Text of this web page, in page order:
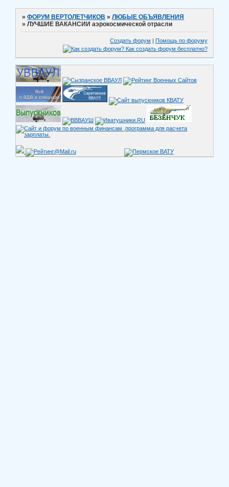
»ФОРУМ ВЕРТОЛЕТЧИКОВ »ЛЮБЫЕ ОБЪЯВЛЕНИЯ
»ЛУЧШИЕ ВАКАНСИИ аэрокосмической отрасли
Создать форум | Помощь по форуму